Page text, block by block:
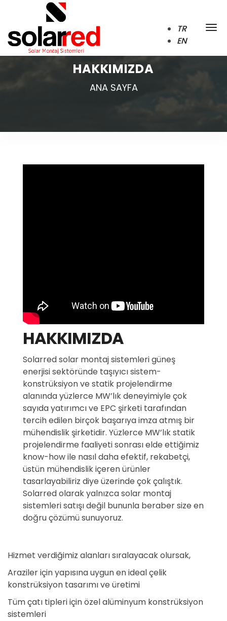
TR
EN
HAKKIMIZDA
ANA SAYFA
HAKKIMIZDA
Solarred solar montaj sistemleri güneş
enerjisi sektöründe taşıyıcı sistem-
konstrüksiyon ve statik projelendirme
alanında yüzlerce MW’lık deneyimiyle çok
sayıda yatırımcı ve EPC şirketi tarafından
tercih edilen birçok başarıya imza atmış bir
mühendislik şirketidir. Yüzlerce MW’lık statik
projelendirme faaliyeti sonrası elde ettiğimiz
know-how ile nasıl daha efektif, rekabetçi,
üstün mühendislik içeren ürünler
tasarlayabiliriz diye üzerinde çok çalıştık.
Solarred olarak yalnızca solar montaj
sistemleri satışı değil bununla beraber size en
doğru çözümü sunuyoruz.
Hizmet verdiğimiz alanları sıralayacak olursak,
Araziler için yapısına uygun en ideal çelik
konstrüksiyon tasarımı ve üretimi
Tüm çatı tipleri için özel alüminyum konstrüksiyon
sistemleri